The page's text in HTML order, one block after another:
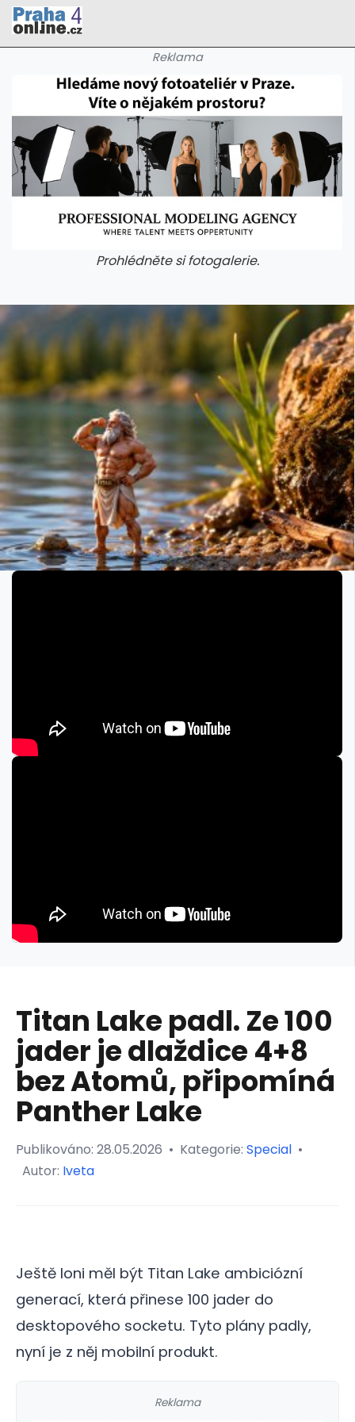
Reklama
Prohlédněte si fotogalerie.
Titan Lake padl. Ze 100
jader je dlaždice 4+8
bez Atomů, připomíná
Panther Lake
Publikováno: 28.05.2026 • Kategorie: Special •
Autor: Iveta
Ještě loni měl být Titan Lake ambiciózní
generací, která přinese 100 jader do
desktopového socketu. Tyto plány padly,
nyní je z něj mobilní produkt.
Reklama